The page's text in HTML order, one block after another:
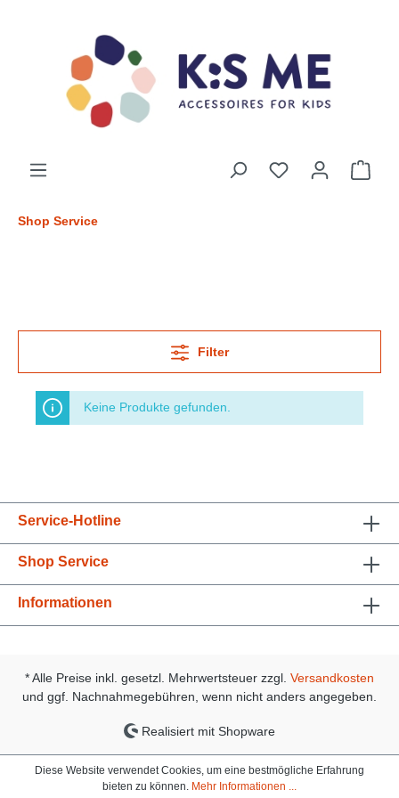
Shop Service
Filter
Keine Produkte gefunden.
Service-Hotline
Shop Service
Informationen
* Alle Preise inkl. gesetzl. Mehrwertsteuer zzgl. Versandkosten
und ggf. Nachnahmegebühren, wenn nicht anders angegeben.
Realisiert mit Shopware
Diese Website verwendet Cookies, um eine bestmögliche Erfahrung
bieten zu können. Mehr Informationen ...